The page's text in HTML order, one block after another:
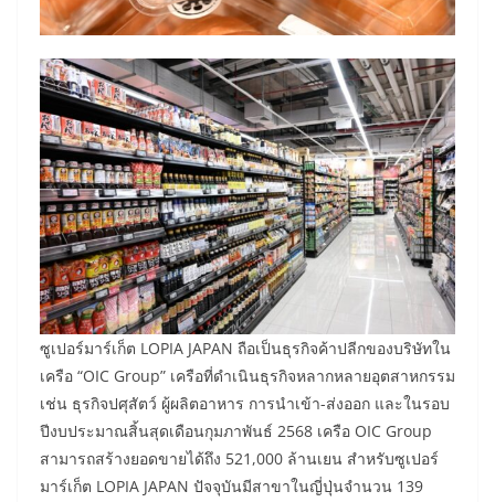
ซูเปอร์มาร์เก็ต LOPIA JAPAN ถือเป็นธุรกิจค้าปลีกของบริษัทใน
เครือ “OIC Group” เครือที่ดำเนินธุรกิจหลากหลายอุตสาหกรรม
เช่น ธุรกิจปศุสัตว์ ผู้ผลิตอาหาร การนำเข้า-ส่งออก และในรอบ
ปีงบประมาณสิ้นสุดเดือนกุมภาพันธ์ 2568 เครือ OIC Group
สามารถสร้างยอดขายได้ถึง 521,000 ล้านเยน สำหรับซูเปอร์
มาร์เก็ต LOPIA JAPAN ปัจจุบันมีสาขาในญี่ปุ่นจำนวน 139